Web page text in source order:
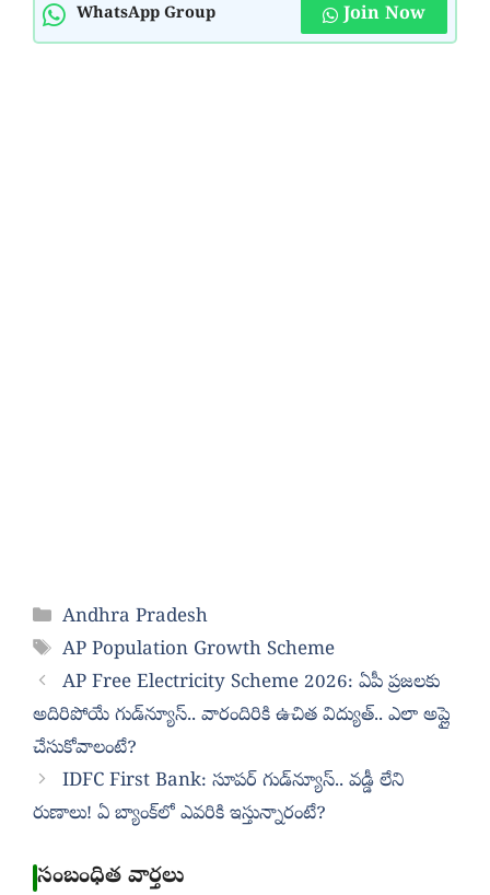
WhatsApp Group Join Now
Categories
Andhra Pradesh
Tags
AP Population Growth Scheme
AP Free Electricity Scheme 2026: ఏపీ ప్రజలకు
అదిరిపోయే గుడ్‌న్యూస్.. వారందిరికి ఉచిత విద్యుత్.. ఎలా అప్లై
చేసుకోవాలంటే?
IDFC First Bank: సూపర్‌ గుడ్‌న్యూస్‌.. వడ్డీ లేని
రుణాలు! ఏ బ్యాంక్‌లో ఎవరికి ఇస్తున్నారంటే?
సంబంధిత వార్తలు